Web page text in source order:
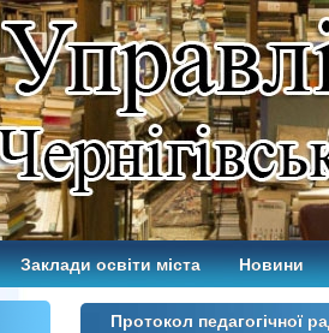
Заклади освіти міста Новини
Протокол педагогічної